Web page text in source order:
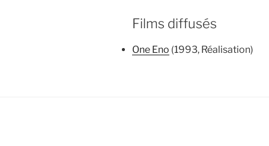
Films diffusés
One Eno (1993, Réalisation)